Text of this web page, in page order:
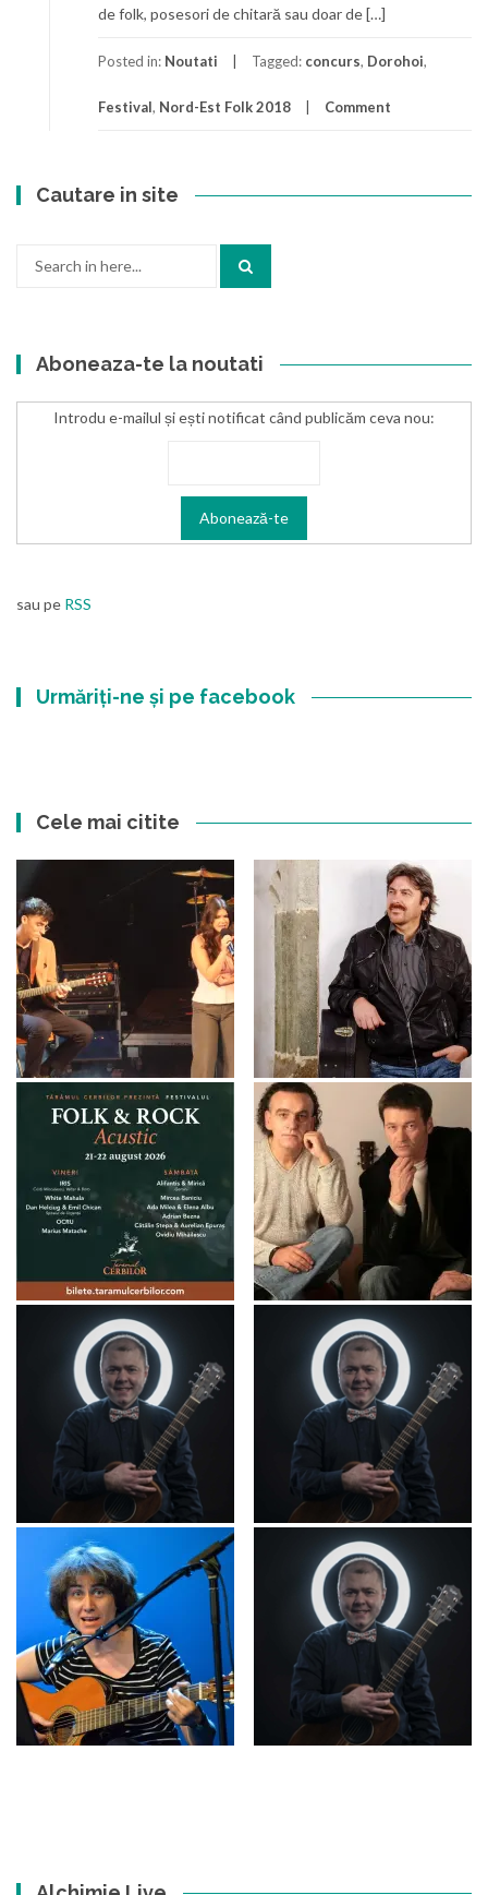
de folk, posesori de chitară sau doar de […]
Posted in: Noutati Tagged: concurs, Dorohoi,
Festival, Nord-Est Folk 2018 Comment
Cautare in site
Aboneaza-te la noutati
Introdu e-mailul și ești notificat când publicăm ceva nou:
sau pe RSS
Urmăriți-ne și pe facebook
Cele mai citite